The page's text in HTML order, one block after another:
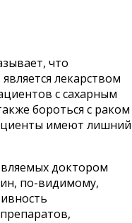
что
лекарством
с сахарным
бороться с раком
имеют лишний
доктором
по-видимому,